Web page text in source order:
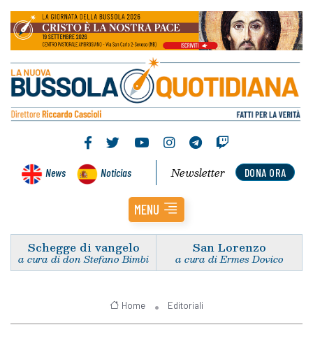
News Noticias DONA ORA
Newsletter
MENU
Schegge di vangelo
a cura di don Stefano Bimbi
San Lorenzo
a cura di Ermes Dovico
Home Editoriali